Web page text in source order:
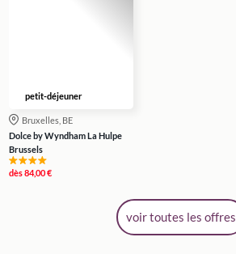
petit-déjeuner
Bruxelles, BE
Dolce by Wyndham La Hulpe
Brussels
dès84,00 €
voir toutes les offres